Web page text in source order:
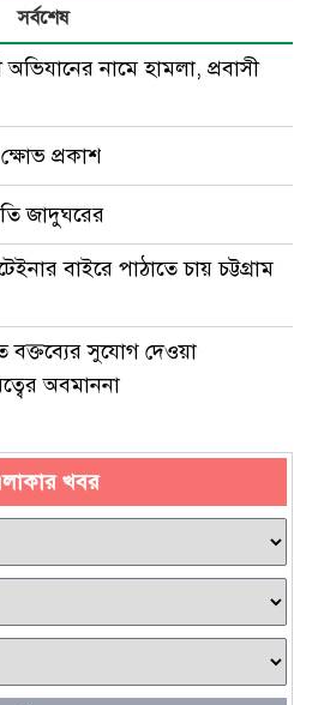
সর্বশেষ
নামে হামলা, প্রবাসী
প্রকাশ
জাদুঘরের
বাইরে পাঠাতে চায় চট্টগ্রাম
বক্তব্যের সুযোগ দেওয়া
অবমাননা
খবর